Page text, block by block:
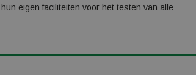
eigen faciliteiten voor het testen van alle